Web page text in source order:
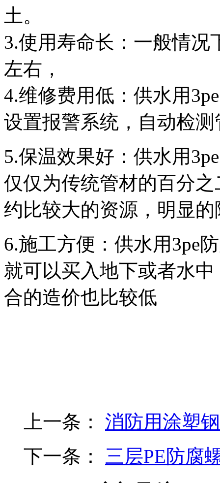
土。
3.使用寿命长：一般情况
左右，
4.维修费用低：供水用
设置报警系统，自动检
5.保温效果好：供水用
仅仅为传统管材的百分
约比较大的资源，明显
6.施工方便：供水用3pe
就可以买入地下或者水
合的造价也比较低
上一条： 消防用涂塑
下一条： 三层PE防腐